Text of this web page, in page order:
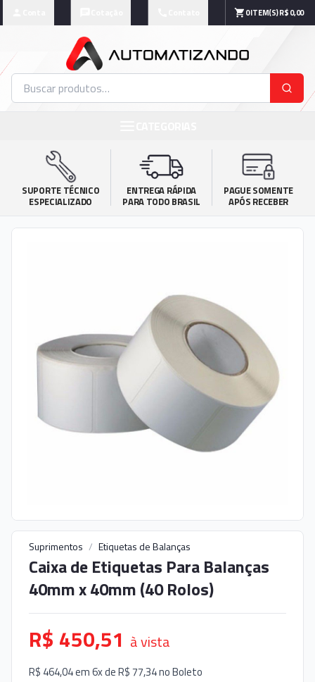
0ITEM(S)R$ 0,00
SUPORTE TÉCNICO
ESPECIALIZADO
ENTREGA RÁPIDA
PARA TODO BRASIL
PAGUE SOMENTE
APÓS RECEBER
Suprimentos / Etiquetas de Balanças
Caixa de Etiquetas Para Balanças
40mm x 40mm (40 Rolos)
R$ 450,51 à vista
R$ 464,04 em 6x de R$ 77,34 noBoleto